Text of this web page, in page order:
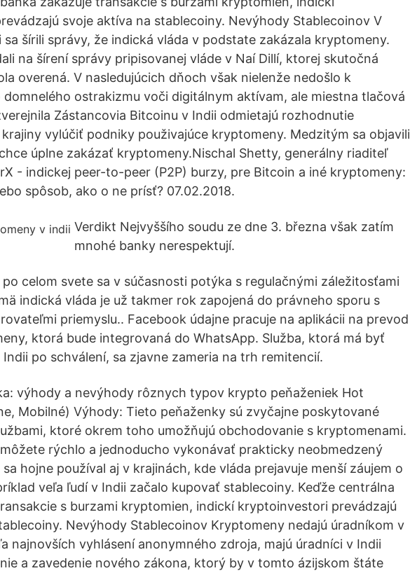
svoje aktíva na stablecoiny. Nevýhody Stablecoinov V
šírili správy, že indická vláda v podstate zakázala kryptomeny.
na šírení správy pripisovanej vláde v Naí Dillí, ktorej skutočná
overená. V nasledujúcich dňoch však nielenže nedošlo k
ostrakizmu voči digitálnym aktívam, ale miestna tlačová
Zástancovia Bitcoinu v Indii odmietajú rozhodnutie
vylúčiť podniky použivajúce kryptomeny. Medzitým sa objavili
úplne zakázať kryptomeny.Nischal Shetty, generálny riaditeľ
- indickej peer-to-peer (P2P) burzy, pre Bitcoin a iné kryptomeny:
spôsob, ako o ne prísť? 07.02.2018.
Verdikt Nejvyššího soudu ze dne 3. března však zatím
mnohé banky nerespektují.
celom svete sa v súčasnosti potýka s regulačnými záležitosťami
indická vláda je už takmer rok zapojená do právneho sporu s
priemyslu.. Facebook údajne pracuje na aplikácii na prevod
ktorá bude integrovaná do WhatsApp. Služba, ktorá má byť
po schválení, sa zjavne zameria na trh remitencií.
výhody a nevýhody rôznych typov krypto peňaženiek Hot
Mobilné) Výhody: Tieto peňaženky sú zvyčajne poskytované
ktoré okrem toho umožňujú obchodovanie s kryptomenami.
rýchlo a jednoducho vykonávať prakticky neobmedzený
hojne používal aj v krajinách, kde vláda prejavuje menší záujem o
veľa ľudí v Indii začalo kupovať stablecoiny. Keďže centrálna
s burzami kryptomien, indickí kryptoinvestori prevádzajú
Nevýhody Stablecoinov Kryptomeny nedajú úradníkom v
najnovších vyhlásení anonymného zdroja, majú úradníci v Indii
a zavedenie nového zákona, ktorý by v tomto ázijskom štáte